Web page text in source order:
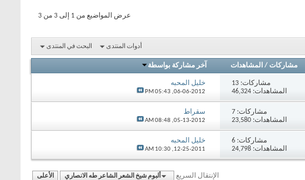
عرض المواضيع من 1 إلى 3 من 3
أدوات المنتدى البحث في المنتدى
مشاركات / المشاهدات آخر مشاركة بواسطة
مشاركات:13
المشاهدات: 46,324
خليل المحبه
06-06-2012,
05:43 PM
مشاركات:7
المشاهدات: 23,580
سقراط
05-13-2012,
08:48 AM
مشاركات:6
المشاهدات: 24,798
خليل المحبه
12-25-2011,
10:30 AM
الإنتقال السريع ألبوم شيخ الشعر الشاعر طه الانصاري الأعلى